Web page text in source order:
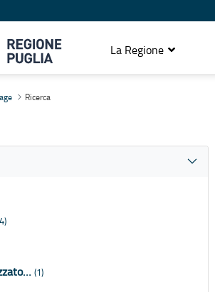
La Regione
Ricerca
(1)